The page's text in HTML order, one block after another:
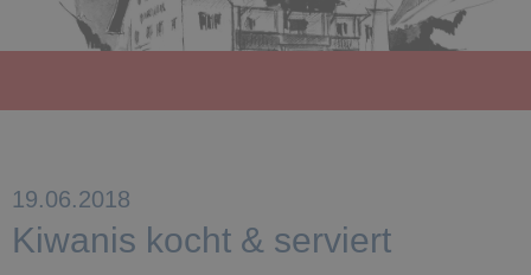
19.06.2018
Kiwanis kocht & serviert